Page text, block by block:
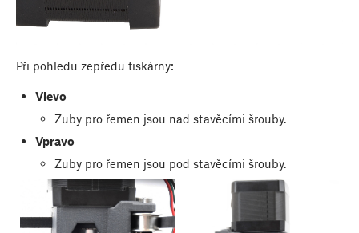
Při pohledu zepředu tiskárny:
Vlevo
Zuby pro řemen jsou nad stavěcími šrouby.
Vpravo
Zuby pro řemen jsou pod stavěcími šrouby.